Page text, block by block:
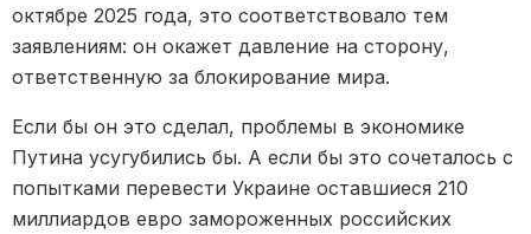
октябре 2025 года, это соответствовало тем
заявлениям: он окажет давление на сторону,
ответственную за блокирование мира.
Если бы он это сделал, проблемы в экономике
Путина усугубились бы. А если бы это сочеталось с
попытками перевести Украине оставшиеся 210
миллиардов евро замороженных российских